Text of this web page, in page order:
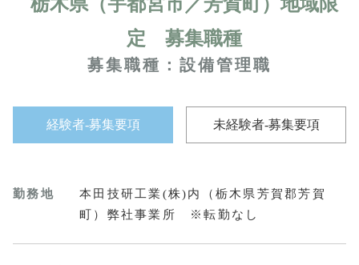
定 募集職種
募集職種：設備管理職
経験者-募集要項 未経験者-募集要項
勤務地
本田技研工業(株)内（栃木県芳賀郡芳賀
町）弊社事業所 ※転勤なし